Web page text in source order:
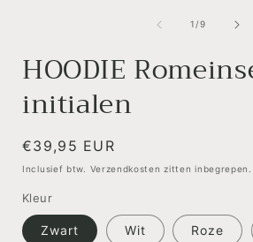
1/van
9
HOODIE
initialen
Normale
prijs
€39,95 EUR
Inclusief btw. Verzendkosten zitten inbegrepen.
Kleur
Zwart Wit Roze